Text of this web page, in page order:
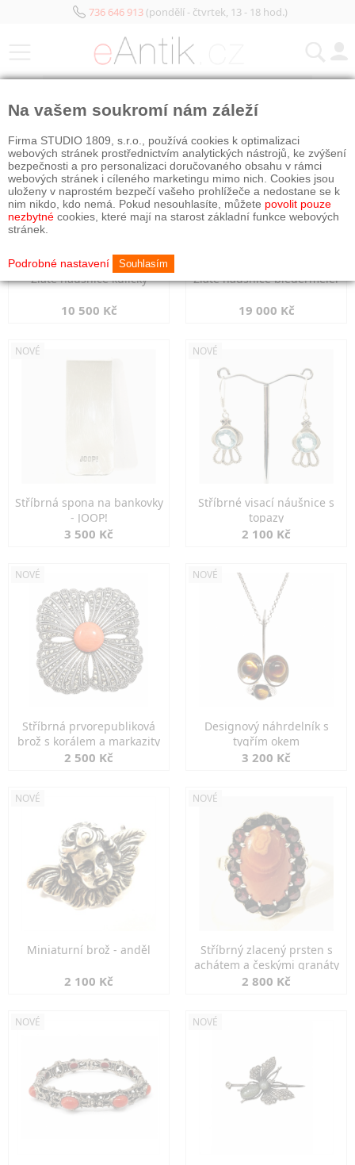
736 646 913(pondělí - čtvrtek, 13 - 18 hod.)
Zlaté náušnice kuličky
10 500 Kč
Zlaté náušnice biedermeier
19 000 Kč
NOVÉ
Stříbrná spona na bankovky
- JOOP!
3 500 Kč
NOVÉ
Stříbrné visací náušnice s
topazy
2 100 Kč
NOVÉ
Stříbrná prvorepubliková
brož s korálem a markazity
2 500 Kč
NOVÉ
Designový náhrdelník s
tygřím okem
3 200 Kč
NOVÉ
Miniaturní brož - anděl
2 100 Kč
NOVÉ
Stříbrný zlacený prsten s
achátem a českými granáty
2 800 Kč
NOVÉ NOVÉ
Na vašem soukromí nám záleží
Firma STUDIO 1809, s.r.o., používá cookies k optimalizaci
webových stránek prostřednictvím analytických nástrojů, ke zvýšení
bezpečnosti a pro personalizaci doručovaného obsahu v rámci
webových stránek i cíleného marketingu mimo nich. Cookies jsou
uloženy v naprostém bezpečí vašeho prohlížeče a nedostane se k
nim nikdo, kdo nemá. Pokud nesouhlasíte, můžete povolit pouze
nezbytné cookies, které mají na starost základní funkce webových
stránek.
Podrobné nastavení Souhlasím